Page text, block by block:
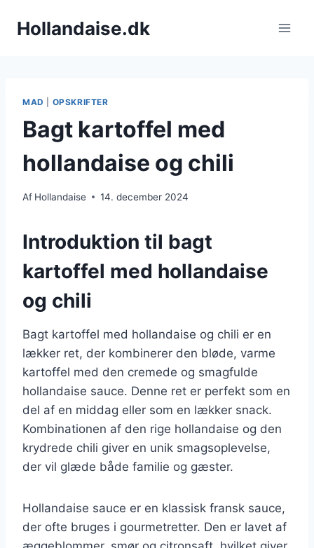
Hollandaise.dk
MAD OPSKRIFTER
Bagt kartoffel med
hollandaise og chili
Af Hollandaise 14. december 2024
Introduktion til bagt
kartoffel med hollandaise
og chili
Bagt kartoffel med hollandaise og chili er en
lækker ret, der kombinerer den bløde, varme
kartoffel med den cremede og smagfulde
hollandaise sauce. Denne ret er perfekt som en
del af en middag eller som en lækker snack.
Kombinationen af den rige hollandaise og den
krydrede chili giver en unik smagsoplevelse,
der vil glæde både familie og gæster.
Hollandaise sauce er en klassisk fransk sauce,
der ofte bruges i gourmetretter. Den er lavet af